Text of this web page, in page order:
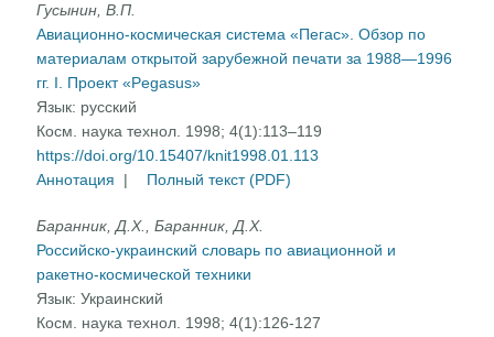
Гусынин, В.П.
Авиационно-космическая система «Пегас». Обзор по
материалам открытой зарубежной печати за 1988—1996
гг. I. Проект «Pegasus»
Язык: русский
Косм. наука технол. 1998; 4(1):113–119
https://doi.org/10.15407/knit1998.01.113
Аннотация
| Полный текст (PDF)
Баранник, Д.X., Баранник, Д.X.
Российско-украинский словарь по авиационной и
ракетно-космической техники
Язык:Украинский
Косм. наука технол. 1998; 4(1):126-127